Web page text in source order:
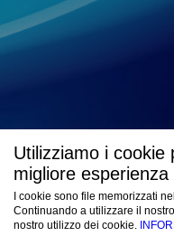
Utilizziamo i cookie
migliore
I cookie sono file memorizzati
Continuando a utilizzare il
nostro utilizzo dei cookie.